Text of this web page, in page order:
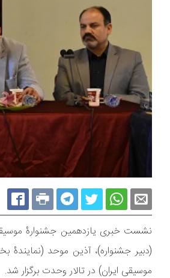
(دبیر جشنواره)، آذین موحد
موسیقی ایران) در تالار وحدت برگزار شد.